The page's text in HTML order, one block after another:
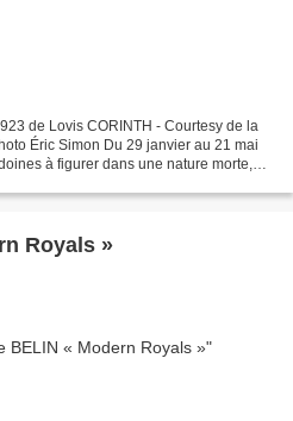
de Lovis CORINTH - Courtesy de la
Éric Simon Du 29 janvier au 21 mai
à figurer dans une nature morte,
Royals »